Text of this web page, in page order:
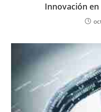
Innovación en